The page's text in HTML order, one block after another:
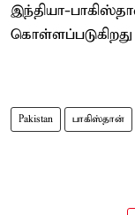
இந்தியா-
கொள்ளப்படுகிறது
Pakistan பாகிஸ்தான்